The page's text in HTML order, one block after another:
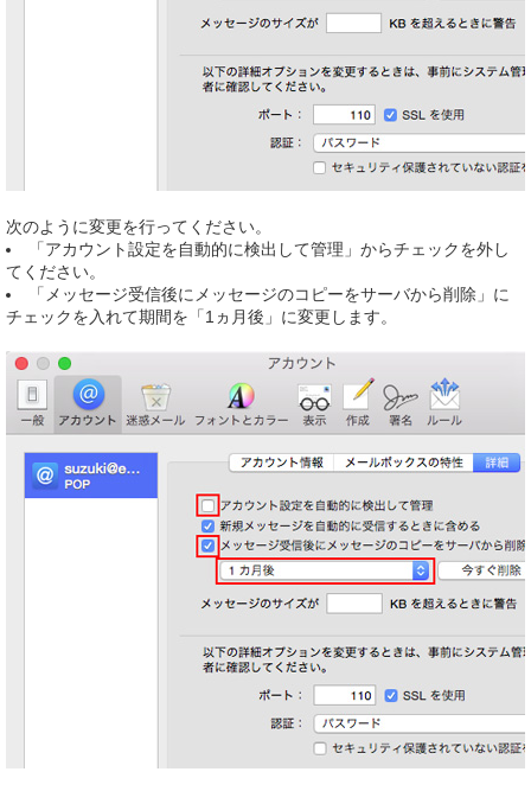
次のように変更を行ってください。
「アカウント設定を自動的に検出して管理」からチェックを外し
てください。
「メッセージ受信後にメッセージのコピーをサーバから削除」に
チェックを入れて期間を「1ヵ月後」に変更します。